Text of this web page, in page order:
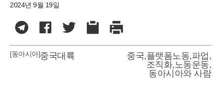
2024년 9월 19일
[동아시아]중국대륙 중국,플랫폼노동,파업 ,
조직화, 노동운동,
동아시아와 사람